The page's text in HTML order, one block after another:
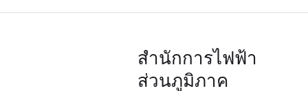
สำนักการไฟฟ้า
ส่วนภูมิภาค